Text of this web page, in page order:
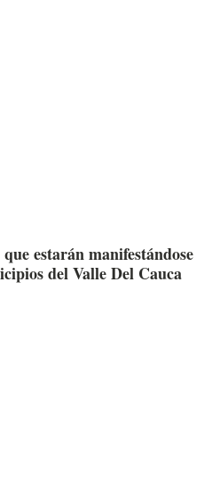
estarán manifestándose
del Valle Del Cauca